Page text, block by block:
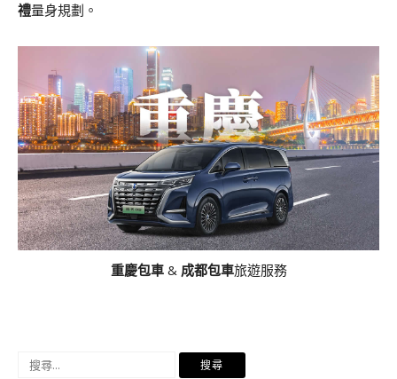
禮量身規劃。
重慶包車& 成都包車旅遊服務
搜